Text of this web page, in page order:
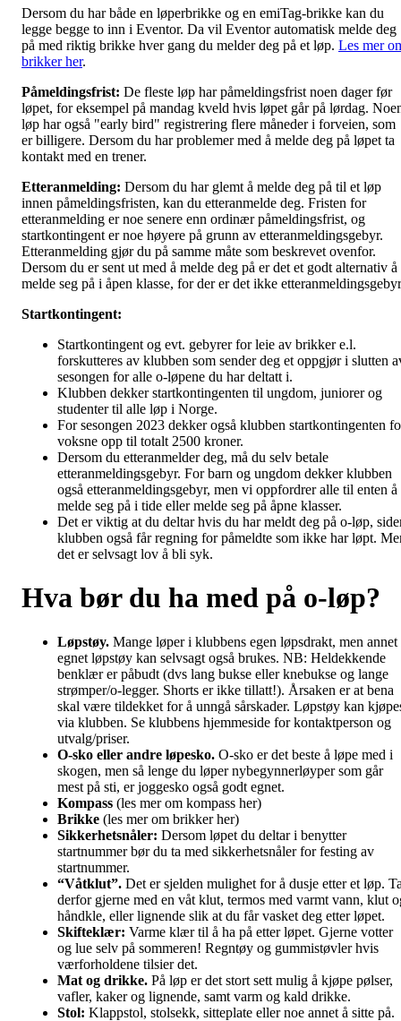
Dersom du har både en løperbrikke og en emiTag-brikke kan du
legge begge to inn i Eventor. Da vil Eventor automatisk melde deg
på med riktig brikke hver gang du melder deg på et løp. Les mer
brikker her.
Påmeldingsfrist: De fleste løp har påmeldingsfrist noen dager før
løpet, for eksempel på mandag kveld hvis løpet går på lørdag.
løp har også "early bird" registrering flere måneder i forveien, som
er billigere. Dersom du har problemer med å melde deg på løpet ta
kontakt med en trener.
Etteranmelding: Dersom du har glemt å melde deg på til et løp
innen påmeldingsfristen, kan du etteranmelde deg. Fristen for
etteranmelding er noe senere enn ordinær påmeldingsfrist, og
startkontingent er noe høyere på grunn av etteranmeldingsgebyr.
Etteranmelding gjør du på samme måte som beskrevet ovenfor.
Dersom du er sent ut med å melde deg på er det et godt alternativ å
melde seg på i åpen klasse, for der er det ikke
Startkontingent:
Startkontingent og evt. gebyrer for leie av brikker e.l.
forskutteres av klubben som sender deg et oppgjør i slutten
sesongen for alle o-løpene du har deltatt i.
Klubben dekker startkontingenten til ungdom, juniorer og
studenter til alle løp i Norge.
For sesongen 2023 dekker også klubben startkontingenten
voksne opp til totalt 2500 kroner.
Dersom du etteranmelder deg, må du selv betale
etteranmeldingsgebyr. For barn og ungdom dekker klubben
også etteranmeldingsgebyr, men vi oppfordrer alle til enten å
melde seg på i tide eller melde seg på åpne klasser.
Det er viktig at du deltar hvis du har meldt deg på o-løp,
klubben også får regning for påmeldte som ikke har løpt.
det er selvsagt lov å bli syk.
Hva bør du ha med på o-løp?
Løpstøy. Mange løper i klubbens egen løpsdrakt, men annet
egnet løpstøy kan selvsagt også brukes. NB: Heldekkende
benklær er påbudt (dvs lang bukse eller knebukse og lange
strømper/o-legger. Shorts er ikke tillatt!). Årsaken er at bena
skal være tildekket for å unngå sårskader. Løpstøy kan
via klubben. Se klubbens hjemmeside for kontaktperson og
utvalg/priser.
O-sko eller andre løpesko. O-sko er det beste å løpe med i
skogen, men så lenge du løper nybegynnerløyper som går
mest på sti, er joggesko også godt egnet.
Kompass (les mer om kompass her)
Brikke (les mer om brikker her)
Sikkerhetsnåler: Dersom løpet du deltar i benytter
startnummer bør du ta med sikkerhetsnåler for festing av
startnummer.
“Våtklut”. Det er sjelden mulighet for å dusje etter et løp.
derfor gjerne med en våt klut, termos med varmt vann, klut
håndkle, eller lignende slik at du får vasket deg etter løpet.
Skifteklær: Varme klær til å ha på etter løpet. Gjerne votter
og lue selv på sommeren! Regntøy og gummistøvler hvis
værforholdene tilsier det.
Mat og drikke. På løp er det stort sett mulig å kjøpe pølser,
vafler, kaker og lignende, samt varm og kald drikke.
Stol: Klappstol, stolsekk, sitteplate eller noe annet å sitte på.